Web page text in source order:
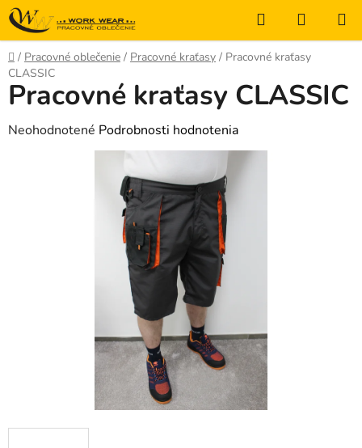
Prejsť
na
obsah
Hľadať
KOŠÍK
Domov
/ Pracovné oblečenie / Pracovné kraťasy / Pracovné kraťasy
CLASSIC
Pracovné kraťasy CLASSIC
Priemerné
Neohodnotené Podrobnosti hodnotenia